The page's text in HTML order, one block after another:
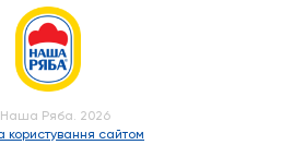
Ряба. 2026
користування сайтом